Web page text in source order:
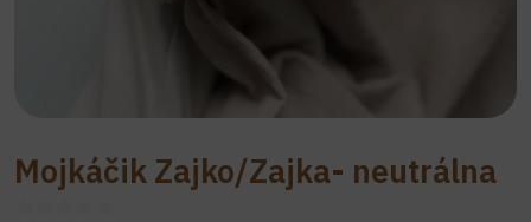
Mojkáčik Zajko/Zajka- neutrálna